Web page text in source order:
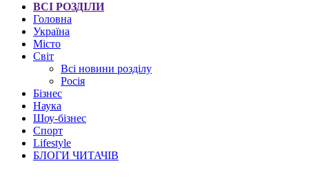
ВСІ РОЗДІЛИ
Головна
Україна
Місто
Світ
Всі новини розділу
Росія
Бізнес
Наука
Шоу-бізнес
Спорт
Lifestyle
БЛОГИ ЧИТАЧІВ